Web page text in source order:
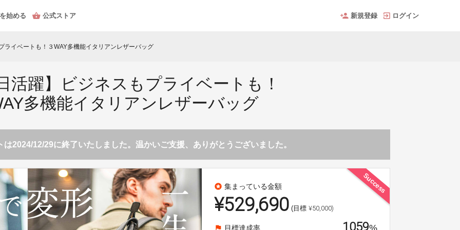
始める 公式ストア 新規登録 ログイン
ライベートも！３WAY多機能イタリアンレザーバッグ
活躍】ビジネスもプライベートも！
多機能イタリアンレザーバッグ
は2024/12/29に終了いたしました。温かいご支援、ありがとうございました。
Success
stars 集まっている金額
¥529,690 (目標 ¥50,000)
flag 目標達成率 1059%